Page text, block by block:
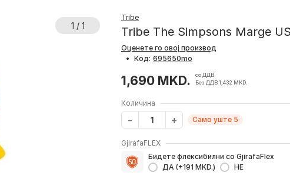
1 / 1
Tribe
Tribe The Simpsons Marge
Оценете го овој производ
• Код:
1,690 MKD.
со ДДВ
Без ДДВ 1,432 MKD.
Количина
Само уште 5
GjirafaFLEX
Бидете флексибилни со GjirafaFlex
ДА (+191 MKD.)
НЕ